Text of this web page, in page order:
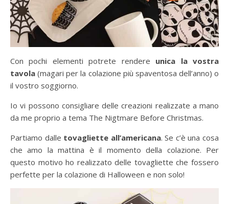
Con pochi elementi potrete rendere unica la vostra
tavola (magari per la colazione più spaventosa dell’anno) o
il vostro soggiorno.
Io vi possono consigliare delle creazioni realizzate a mano
da me proprio a tema The Nigtmare Before Christmas.
Partiamo dalle tovagliette all’americana. Se c’è una cosa
che amo la mattina è il momento della colazione. Per
questo motivo ho realizzato delle tovagliette che fossero
perfette per la colazione di Halloween e non solo!